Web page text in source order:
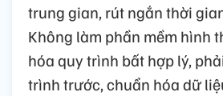
trung gian, rút ngắn thời
Không làm phần mềm hình
hóa quy trình bất hợp lý,
trình trước, chuẩn hóa dữ